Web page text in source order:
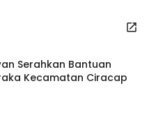
Serahkan Bantuan
Kecamatan Ciracap